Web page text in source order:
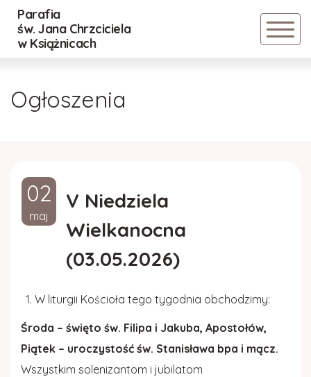
Parafia
św. Jana Chrzciciela
w Książnicach
Powrót
Duszpasterze
Rada parafialna
Standardy Ochrony Małoletnich
ZASADY BEZPIECZEŃSTWA RELACJI
Kościół w Rydzowie
Powrót
Lektorzy
DSM
Róże Różańcowe
Powrót
Cmentarz Nowy
Ogłoszenia
02
maj
V Niedziela
Wielkanocna
(03.05.2026)
W liturgii Kościoła tego tygodnia obchodzimy:
Środa – święto św. Filipa i Jakuba, Apostołów,
Piątek – uroczystość św. Stanisława bpa i mącz.
Wszystkim solenizantom i jubilatom